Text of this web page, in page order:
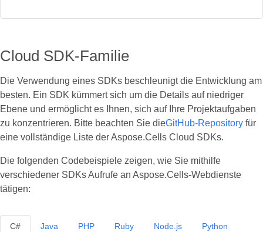
Cloud SDK-Familie
Die Verwendung eines SDKs beschleunigt die Entwicklung am
besten. Ein SDK kümmert sich um die Details auf niedriger
Ebene und ermöglicht es Ihnen, sich auf Ihre Projektaufgaben
zu konzentrieren. Bitte beachten Sie dieGitHub-Repository für
eine vollständige Liste der Aspose.Cells Cloud SDKs.
Die folgenden Codebeispiele zeigen, wie Sie mithilfe
verschiedener SDKs Aufrufe an Aspose.Cells-Webdienste
tätigen:
C# Java PHP Ruby Node.js Python